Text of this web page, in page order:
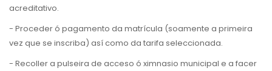
acreditativo.
- Proceder ó pagamento da matrícula (soamente a primeira
vez que se inscriba) así como da tarifa seleccionada.
- Recoller a pulseira de acceso ó ximnasio municipal e a facer